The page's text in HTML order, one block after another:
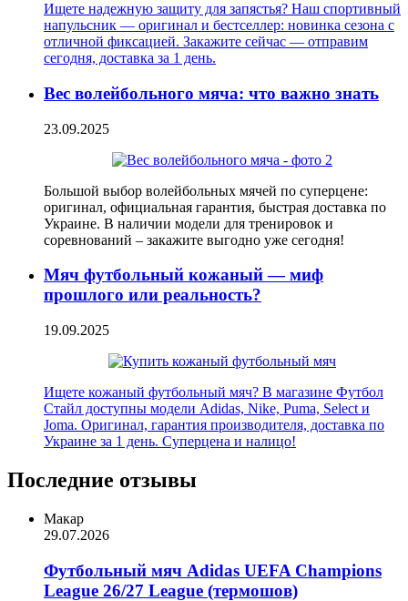
Ищете надежную защиту для запястья? Наш спортивный
напульсник — оригинал и бестселлер: новинка сезона с
отличной фиксацией. Закажите сейчас — отправим
сегодня, доставка за 1 день.
Вес волейбольного мяча: что важно знать
23.09.2025
Большой выбор волейбольных мячей по суперцене:
оригинал, официальная гарантия, быстрая доставка по
Украине. В наличии модели для тренировок и
соревнований – закажите выгодно уже сегодня!
Мяч футбольный кожаный — миф
прошлого или реальность?
19.09.2025
Ищете кожаный футбольный мяч? В магазине Футбол
Стайл доступны модели Adidas, Nike, Puma, Select и
Joma. Оригинал, гарантия производителя, доставка по
Украине за 1 день. Суперцена и налицо!
Последние отзывы
Макар
29.07.2026
Футбольный мяч Adidas UEFA Champions
League 26/27 League (термошов)